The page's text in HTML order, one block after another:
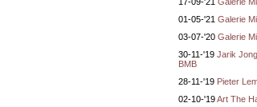
01-05-'21 Galerie
03-07-'20 Galerie
30-11-'19 Jarik
BMB
28-11-'19 Pieter
02-10-'19Art The